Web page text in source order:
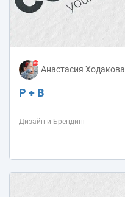
Анастасия Ходакова
Р + В
Дизайн и Брендинг